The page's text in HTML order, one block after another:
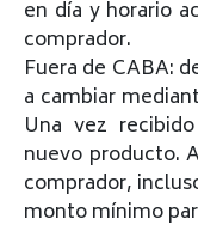
en día y horario
comprador.
Fuera de CABA:
a cambiar
Una vez
nuevo producto.
comprador,
monto mínimo